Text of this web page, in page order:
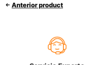
Anterior product